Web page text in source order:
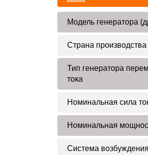
Модель генератора
Страна производства
Тип генератора
тока
Номинальная сила
Номинальная
Система возбуждения